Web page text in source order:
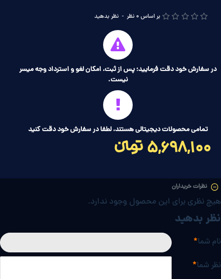
بر اساس 0 نظر - نظر بدهید
5,698,100 تومانءءء
در سفارش خود دقت فرمایید؛ پس از ثبت، امکان لغو و استرداد وجه میسر
نیست.
تمامی محصولات دیجیتالی هستند، لطفا در سفارش خود دقت کنید
نظرات خریداران
هیچ نظری برای این محصول وجود ندارد.
نظر بدهید
نام شما
نظر شما